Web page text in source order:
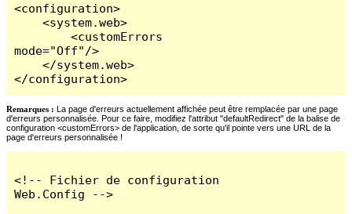
<configuration>
    <system.web>
        <customErrors
mode="Off"/>
    </system.web>
</configuration>
Remarques : La page d'erreurs actuellement affichée peut être remplacée par une page
d'erreurs personnalisée. Pour ce faire, modifiez l'attribut "defaultRedirect" de la balise de
configuration <customErrors> de l'application, de sorte qu'il pointe vers une URL de la
page d'erreurs personnalisée !
<!-- Fichier de configuration
Web.Config -->